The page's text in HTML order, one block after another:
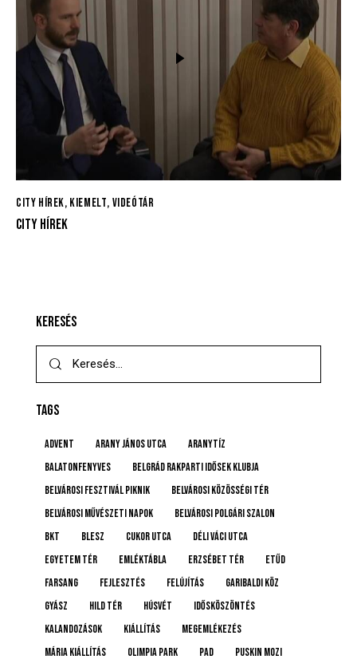
CITY HÍREK, KIEMELT, VIDEÓTÁR
CITY HÍREK
KERESÉS
TAGS
advent Arany János utca
Aranytíz
Balatonfenyves
Belgrád Rakparti Idősek Klubja
Belvárosi Fesztivál Piknik
Belvárosi Közösségi Tér
Belvárosi Művészeti Napok
Belvárosi Polgári Szalon
BKT
BLESZ Cukor utca
Déli Váci utca
Egyetem tér
emléktábla Erzsébet tér
etűd
farsang
fejlesztés felújítás
Garibaldi köz
gyász
Hild tér húsvét
idősköszöntés
Kalandozások
kiállítás
megemlékezés
Mária kiállítás
Olimpia Park pad
Puskin mozi